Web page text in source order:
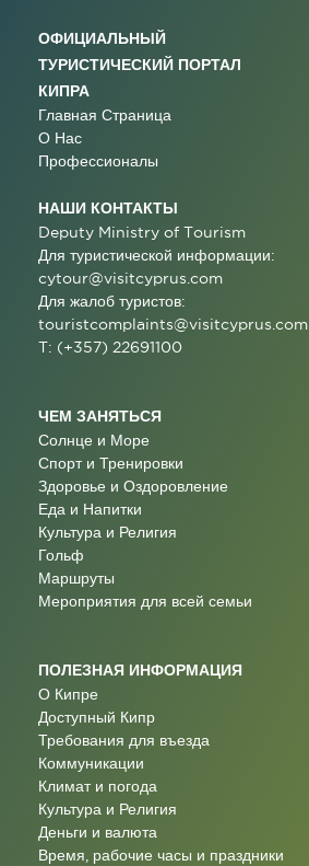
ОФИЦИАЛЬНЫЙ
ТУРИСТИЧЕСКИЙ ПОРТАЛ
КИПРА
Главная Страница
О Нас
Профессионалы
НАШИ КОНТАКТЫ
Deputy Ministry of Tourism
Для туристической информации:
cytour@visitcyprus.com
Для жалоб туристов:
touristcomplaints@visitcyprus.com
T: (+357) 22691100
ЧЕМ ЗАНЯТЬСЯ
Солнце и Море
Спорт и Тренировки
Здоровье и Оздоровление
Еда и Напитки
Культура и Религия
Гольф
Маршруты
Мероприятия для всей семьи
ПОЛЕЗНАЯ ИНФОРМАЦИЯ
О Кипре
Доступный Кипр
Требования для въезда
Коммуникации
Климат и погода
Культура и Религия
Деньги и валюта
Время, рабочие часы и праздники